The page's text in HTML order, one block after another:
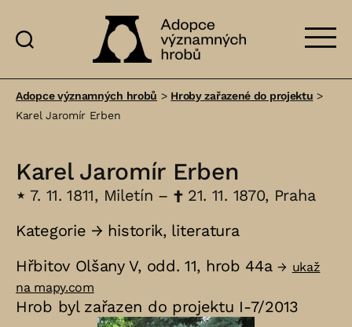
významných
Adopce významných hrobů > Hroby zařazené do projektu >
Karel Jaromír Erben
Karel Jaromír Erben
⋆ 7. 11. 1811, Miletín – †21. 11. 1870, Praha
Kategorie → historik, literatura
Hřbitov Olšany V, odd. 11, hrob 44a→ ukaž
na mapy.com
Hrob byl zařazen do projektu I-7/2013